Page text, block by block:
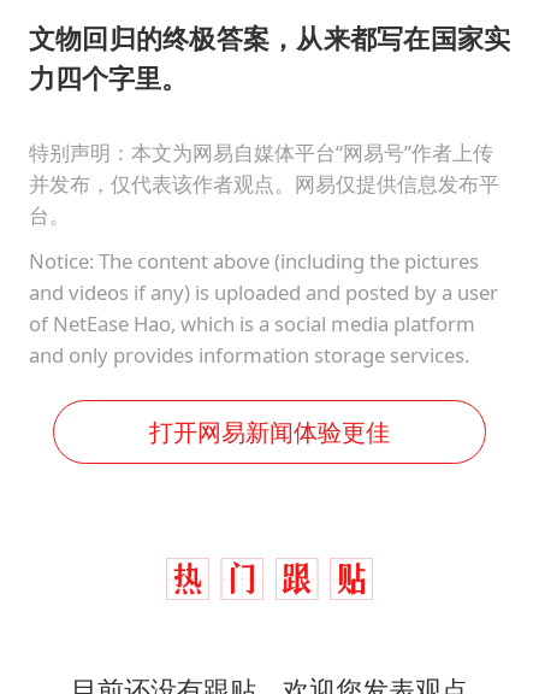
文物回归的终极答案，从来都写在国家实
力四个字里。
特别声明：本文为网易自媒体平台“网易号”作者上传
并发布，仅代表该作者观点。网易仅提供信息发布平
台。
Notice: The content above (including the pictures
and videos if any) is uploaded and posted by a user
of NetEase Hao, which is a social media platform
and only provides information storage services.
打开网易新闻体验更佳